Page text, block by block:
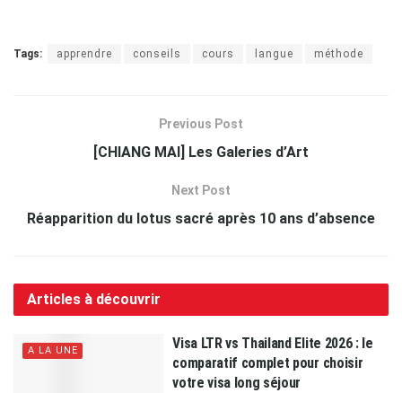
Tags: apprendre conseils cours langue méthode
Previous Post
[CHIANG MAI] Les Galeries d’Art
Next Post
Réapparition du lotus sacré après 10 ans d’absence
Articles à découvrir
A LA UNE
Visa LTR vs Thailand Elite 2026 : le
comparatif complet pour choisir
votre visa long séjour